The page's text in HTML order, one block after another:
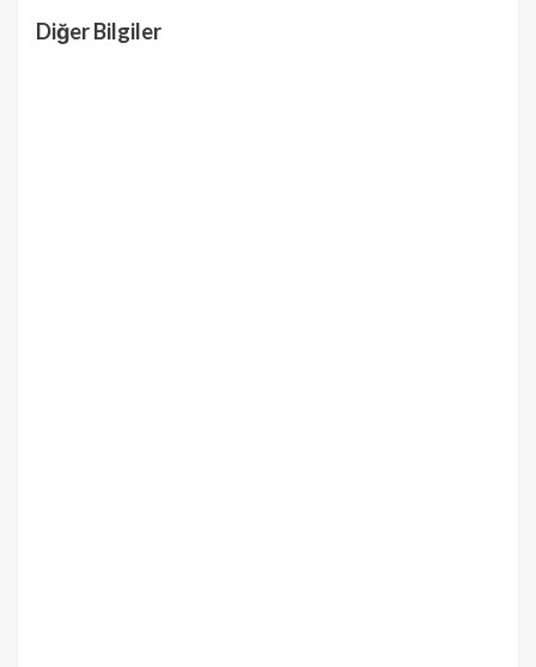
Diğer Bilgiler